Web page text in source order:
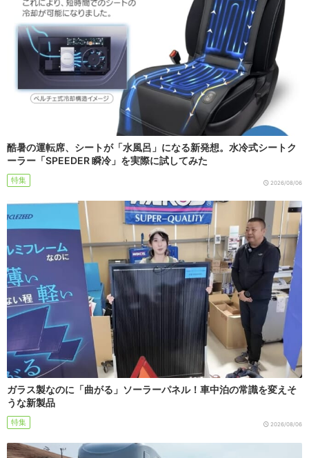
酷暑の運転席、シートが「水風呂」になる新発想。水冷式シートク
ーラー「SPEEDER 瞬冷」を実際に試してみた
特集 2026/08/06
ガラス製なのに「曲がる」ソーラーパネル！車中泊の常識を変えそ
うな新製品
特集 2026/08/06